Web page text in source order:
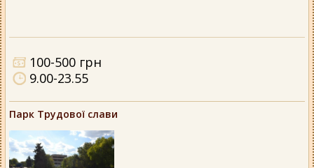
100-500 грн
9.00-23.55
Парк Трудової слави